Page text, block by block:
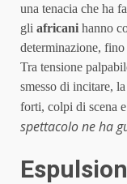
una tenacia che ha
gli africani hanno
determinazione,
Tra tensione
smesso di incitare,
forti, colpi di scena
spettacolo ne ha